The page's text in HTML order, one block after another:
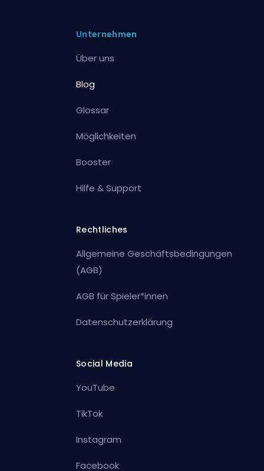
Unternehmen
Über uns
Blog
Glossar
Möglichkeiten
Booster
Hilfe & Support
Rechtliches
Allgemeine Geschäftsbedingungen
(AGB)
AGB für Spieler*innen
Datenschutzerklärung
Social Media
YouTube
TikTok
Instagram
Facebook